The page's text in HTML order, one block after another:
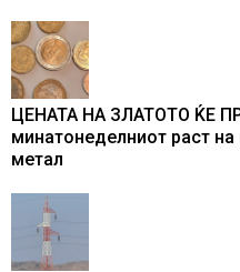
промени текот на
ЦЕНАТА НА ЗЛАТОТО ЌЕ
минатонеделниот раст
метал